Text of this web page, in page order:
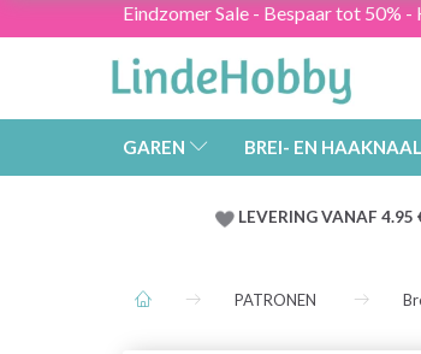
Eindzomer Sale - Bespaar tot 50% -
GAREN BREI- EN
LEVERING VANAF 4.95
PATRONEN